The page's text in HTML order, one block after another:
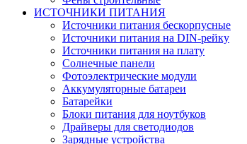
ИСТОЧНИКИ ПИТАНИЯ
Источники питания бескорпусные
Источники питания на DIN-рейку
Источники питания на плату
Солнечные панели
Фотоэлектрические модули
Аккумуляторные батареи
Батарейки
Блоки питания для ноутбуков
Драйверы для светодиодов
Зарядные устройства